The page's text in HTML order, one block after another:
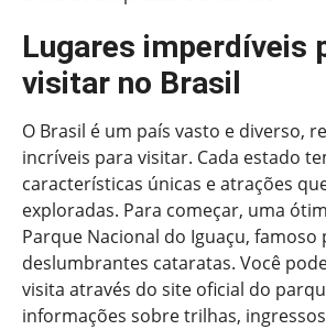
Lugares imperdíveis
visitar no Brasil
O Brasil é um país vasto e diverso,
incríveis para visitar. Cada estado
características únicas e atrações
exploradas. Para começar, uma
Parque Nacional do Iguaçu, famoso
deslumbrantes cataratas. Você
visita através do site oficial do
informações sobre trilhas,